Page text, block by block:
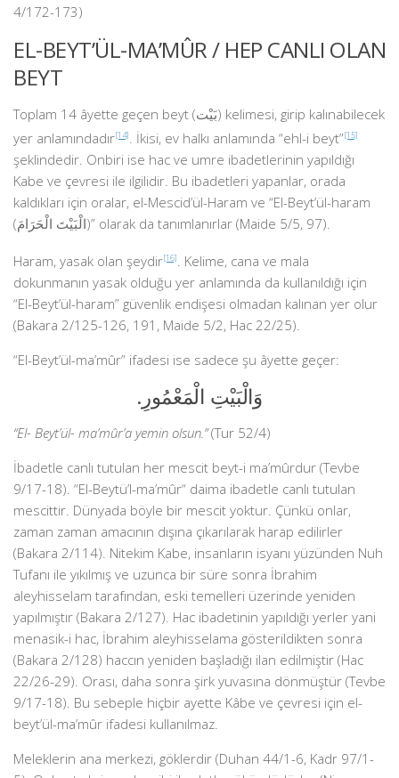
4/172-173)
EL-BEYT’ÜL-MA’MÛR / HEP CANLI OLAN
BEYT
Toplam 14 âyette geçen beyt (بَيْت) kelimesi, girip kalınabilecek
yer anlamındadır[14]. İkisi, ev halkı anlamında “ehl-i beyt”[15]
şeklindedir. Onbiri ise hac ve umre ibadetlerinin yapıldığı
Kabe ve çevresi ile ilgilidir. Bu ibadetleri yapanlar, orada
kaldıkları için oralar, el-Mescid’ül-Haram ve “El-Beyt’ül-haram
(الْبَيْتَ الْحَرَامَ)” olarak da tanımlanırlar (Maide 5/5, 97).
Haram, yasak olan şeydir[16]. Kelime, cana ve mala
dokunmanın yasak olduğu yer anlamında da kullanıldığı için
“El-Beyt’ül-haram” güvenlik endişesi olmadan kalınan yer olur
(Bakara 2/125-126, 191, Maide 5/2, Hac 22/25).
“El-Beyt’ül-ma’mûr” ifadesi ise sadece şu âyette geçer:
.وَالْبَيْتِ الْمَعْمُورِ
“El- Beyt’ül- ma’mûr’a yemin olsun.”(Tur 52/4)
İbadetle canlı tutulan her mescit beyt-i ma’mûrdur (Tevbe
9/17-18). “El-Beytü’l-ma’mûr“ daima ibadetle canlı tutulan
mescittir. Dünyada böyle bir mescit yoktur. Çünkü onlar,
zaman zaman amacının dışına çıkarılarak harap edilirler
(Bakara 2/114). Nitekim Kabe, insanların isyanı yüzünden Nuh
Tufanı ile yıkılmış ve uzunca bir süre sonra İbrahim
aleyhisselam tarafından, eski temelleri üzerinde yeniden
yapılmıştır (Bakara 2/127). Hac ibadetinin yapıldığı yerler yani
menasik-i hac, İbrahim aleyhisselama gösterildikten sonra
(Bakara 2/128) haccın yeniden başladığı ilan edilmiştir (Hac
22/26-29). Orası, daha sonra şirk yuvasına dönmüştür (Tevbe
9/17-18). Bu sebeple hiçbir ayette Kâbe ve çevresi için el-
beyt’ül-ma’mûr ifadesi kullanılmaz.
Meleklerin ana merkezi, göklerdir (Duhan 44/1-6, Kadr 97/1-